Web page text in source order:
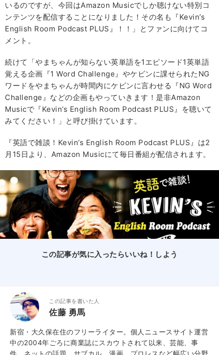
いるのですが、今回はAmazon Musicでしか聴けない特別コ
ンテンツを配信することになりました！その名も『Kevin’s
English Room Podcast PLUS』！！」とファンに向けてコ
メント。
続けて「やまちゃんが知らない英単語を1エピソード1英単語
覚える企画『1 Word Challenge』やケビンに課せられたNG
ワードをやまちゃんが時間内にケビンに言わせる『NG Word
Challenge』などの企画もやっていきます！是非Amazon
Musicで『Kevin’s English Room Podcast PLUS』を聴いて
みてください！」と呼び掛けています。
『英語で雑談！Kevin’s English Room Podcast PLUS』は2
月15日より、Amazon Musicにて毎日番組が配信されます。
この記事が気に入ったらいいね！しよう
この記事を書いた人
佐藤 勇馬
新宿・大久保在住のフリーライター。個人ニュースサイト運営
中の2004年ごろに商業誌にスカウトされて以来、芸能、事